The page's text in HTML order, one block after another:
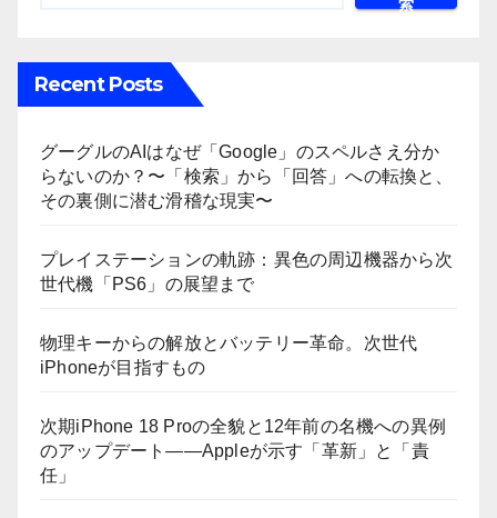
索
Recent Posts
グーグルのAIはなぜ「Google」のスペルさえ分か
らないのか？〜「検索」から「回答」への転換と、
その裏側に潜む滑稽な現実〜
プレイステーションの軌跡：異色の周辺機器から次
世代機「PS6」の展望まで
物理キーからの解放とバッテリー革命。次世代
iPhoneが目指すもの
次期iPhone 18 Proの全貌と12年前の名機への異例
のアップデート——Appleが示す「革新」と「責
任」